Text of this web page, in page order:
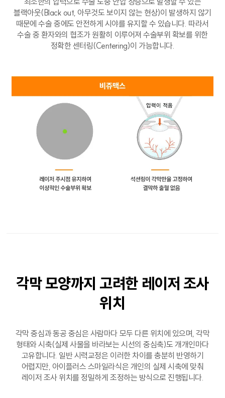
블랙아웃(Black out, 아무것도 보이지 않는 현상)이 발생하지 않기
때문에 수술 중에도 안전하게 시야를 유지할 수 있습니다. 따라서
수술 중 환자와의 협조가 원활히 이루어져 수술부위 확보를 위한
정확한 센터링(Centering)이 가능합니다.
각막 모양까지 고려한 레이저 조사
위치
각막 중심과 동공 중심은 사람마다 모두 다른 위치에 있으며, 각막
형태와 시축(실제 사물을 바라보는 시선의 중심축)도 개개인마다
고유합니다. 일반 시력교정은 이러한 차이를 충분히 반영하기
어렵지만, 아이플러스 스마일라식은 개인의 실제 시축에 맞춰
레이저 조사 위치를 정밀하게 조정하는 방식으로 진행됩니다.